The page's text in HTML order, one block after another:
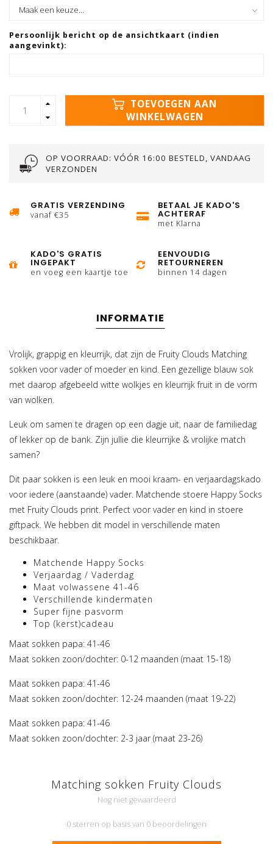
Persoonlijk bericht op de ansichtkaart (indien
aangevinkt):
TOEVOEGEN AAN
WINKELWAGEN
OP VOORRAAD: VÓÓR 16:00 BESTELD, VANDAAG
VERZONDEN
GRATIS VERZENDING
vanaf €35
BETAAL JE KADO'S
ACHTERAF
met Klarna
KADO'S GRATIS
INGEPAKT
en voeg een kaartje toe
EENVOUDIG
RETOURNEREN
binnen 14 dagen
INFORMATIE
Vrolijk, grappig en kleurrijk, dat zijn de Fruity Clouds Matching
sokken voor vader of moeder en kind. Een gezellige blauw sok
met daarop afgebeeld witte wolkjes en kleurrijk fruit in de vorm
van wolken.
Leuk om samen te dragen op een dagje uit, naar de familiedag
of lekker op de bank. Zijn jullie die kleurrijke & vrolijke match
samen?
Dit paar sokken is een leuk en mooi kraam- en verjaardagskado
voor iedere (aanstaande) vader. Matchende stoere Happy Socks
met Fruity Clouds print. Perfect voor vader en kind in stoere
giftpack. We hebben dit model in verschillende maten
beschikbaar.
Matchende Happy Socks
Verjaardag / Vaderdag
Maat volwassene 41-46
Verschillende kindermaten
Super fijne pasvorm
Top (kerst)cadeau
Maat sokken papa: 41-46
Maat sokken zoon/dochter: 0-12 maanden (maat 15-18)
Maat sokken papa: 41-46
Maat sokken zoon/dochter: 12-24 maanden (maat 19-22)
Maat sokken papa: 41-46
Maat sokken zoon/dochter: 2-3 jaar (maat 23-26)
Matching sokken Fruity Clouds
Nog niet gewaardeerd
0 sterren op basis van 0 beoordelingen